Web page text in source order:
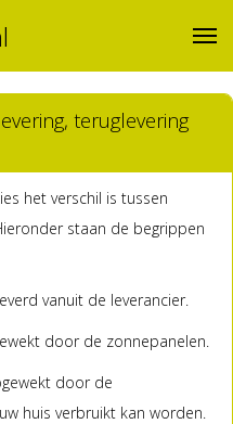
teruglevering
het verschil is tussen
staan de begrippen
vanuit de leverancier.
door de zonnepanelen.
door de
huis verbruikt kan worden.